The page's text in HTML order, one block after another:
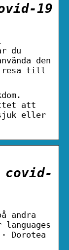
19
du
den
resa till
att
eller
covid-
andra
Dorotea